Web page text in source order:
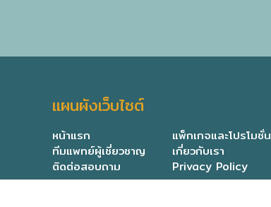
แผนผังเว็บไซต์
หน้าแรก
แพ็กเกจและโปรโมชั่น
ทีมแพทย์ผู้เชี่ยวชาญ
เกี่ยวกับเรา
ติดต่อสอบถาม
Privacy Policy